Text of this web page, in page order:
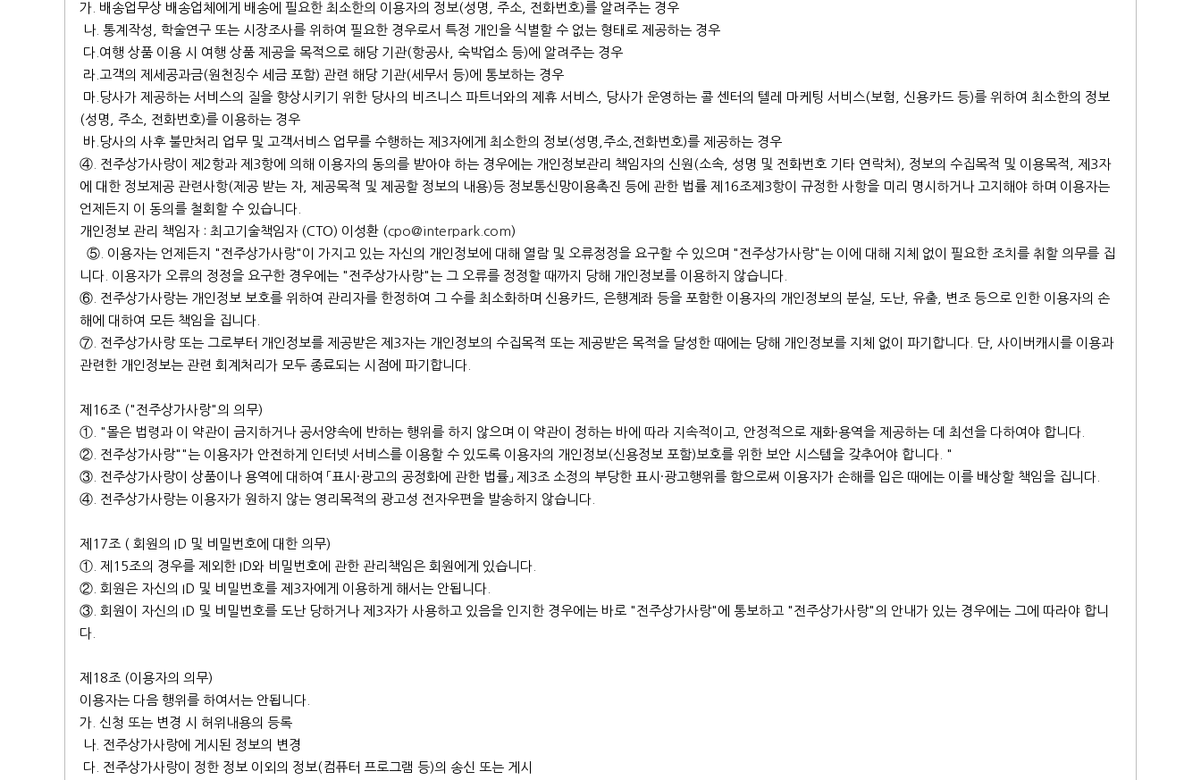
가. 배송업무상 배송업체에게 배송에 필요한 최소한의 이용자의 정보(성명, 주소, 전화번호)를 알려주는 경우
나. 통계작성, 학술연구 또는 시장조사를 위하여 필요한 경우로서 특정 개인을 식별할 수 없는 형태로 제공하는 경우
다.여행 상품 이용 시 여행 상품 제공을 목적으로 해당 기관(항공사, 숙박업소 등)에 알려주는 경우
라.고객의 제세공과금(원천징수 세금 포함) 관련 해당 기관(세무서 등)에 통보하는 경우
마.당사가 제공하는 서비스의 질을 향상시키기 위한 당사의 비즈니스 파트너와의 제휴 서비스, 당사가 운영하는 콜 센터의 텔레 마케팅 서비스(보험, 신용카드 등)를 위하여 최소한의 정보
(성명, 주소, 전화번호)를 이용하는 경우
바.당사의 사후 불만처리 업무 및 고객서비스 업무를 수행하는 제3자에게 최소한의 정보(성명,주소,전화번호)를 제공하는 경우
④. 전주상가사랑이 제2항과 제3항에 의해 이용자의 동의를 받아야 하는 경우에는 개인정보관리 책임자의 신원(소속, 성명 및 전화번호 기타 연락처), 정보의 수집목적 및 이용목적, 제3자
에 대한 정보제공 관련사항(제공 받는 자, 제공목적 및 제공할 정보의 내용)등 정보통신망이용촉진 등에 관한 법률 제16조제3항이 규정한 사항을 미리 명시하거나 고지해야 하며 이용자는
언제든지 이 동의를 철회할 수 있습니다.
개인정보 관리 책임자 : 최고기술책임자 (CTO) 이성환 (cpo@interpark.com)
⑤. 이용자는 언제든지 "전주상가사랑"이 가지고 있는 자신의 개인정보에 대해 열람 및 오류정정을 요구할 수 있으며 "전주상가사랑"는 이에 대해 지체 없이 필요한 조치를 취할 의무를 집
니다. 이용자가 오류의 정정을 요구한 경우에는 "전주상가사랑"는 그 오류를 정정할 때까지 당해 개인정보를 이용하지 않습니다.
⑥. 전주상가사랑는 개인정보 보호를 위하여 관리자를 한정하여 그 수를 최소화하며 신용카드, 은행계좌 등을 포함한 이용자의 개인정보의 분실, 도난, 유출, 변조 등으로 인한 이용자의 손
해에 대하여 모든 책임을 집니다.
⑦. 전주상가사랑 또는 그로부터 개인정보를 제공받은 제3자는 개인정보의 수집목적 또는 제공받은 목적을 달성한 때에는 당해 개인정보를 지체 없이 파기합니다. 단, 사이버캐시를 이용과
관련한 개인정보는 관련 회계처리가 모두 종료되는 시점에 파기합니다.
제16조 ("전주상가사랑"의 의무)
①. "몰은 법령과 이 약관이 금지하거나 공서양속에 반하는 행위를 하지 않으며 이 약관이 정하는 바에 따라 지속적이고, 안정적으로 재화·용역을 제공하는 데 최선을 다하여야 합니다.
②. 전주상가사랑""는 이용자가 안전하게 인터넷 서비스를 이용할 수 있도록 이용자의 개인정보(신용정보 포함)보호를 위한 보안 시스템을 갖추어야 합니다. "
③. 전주상가사랑이 상품이나 용역에 대하여 「표시·광고의 공정화에 관한 법률」 제3조 소정의 부당한 표시·광고행위를 함으로써 이용자가 손해를 입은 때에는 이를 배상할 책임을 집니다.
④. 전주상가사랑는 이용자가 원하지 않는 영리목적의 광고성 전자우편을 발송하지 않습니다.
제17조 ( 회원의 ID 및 비밀번호에 대한 의무)
①. 제15조의 경우를 제외한 ID와 비밀번호에 관한 관리책임은 회원에게 있습니다.
②. 회원은 자신의 ID 및 비밀번호를 제3자에게 이용하게 해서는 안됩니다.
③. 회원이 자신의 ID 및 비밀번호를 도난 당하거나 제3자가 사용하고 있음을 인지한 경우에는 바로 "전주상가사랑"에 통보하고 "전주상가사랑"의 안내가 있는 경우에는 그에 따라야 합니
다.
제18조 (이용자의 의무)
이용자는 다음 행위를 하여서는 안됩니다.
가. 신청 또는 변경 시 허위내용의 등록
나. 전주상가사랑에 게시된 정보의 변경
다. 전주상가사랑이 정한 정보 이외의 정보(컴퓨터 프로그램 등)의 송신 또는 게시